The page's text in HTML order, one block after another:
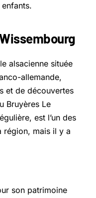
alsacienne située
allemande,
et de découvertes
Bruyères Le
est l’un des
région, mais il y a
son patrimoine